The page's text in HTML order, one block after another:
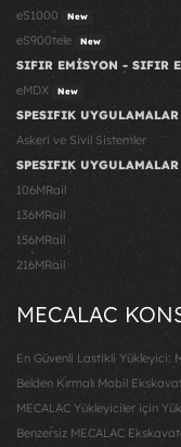
eS1000
New
eS900tele New
SIFIR EMİSYON - SIFIR
eMDX
New
SPESIFIK
Askeri ve Sivil Sistemler
SPESIFIK
106MRail
136MRail
156MRail
216MRail
MECALAC
En Güvenli Lastikli Yükleyici:
Belden Kırmalı Mobil
MECALAC Yükleyiciler için
Benzersiz MECALAC